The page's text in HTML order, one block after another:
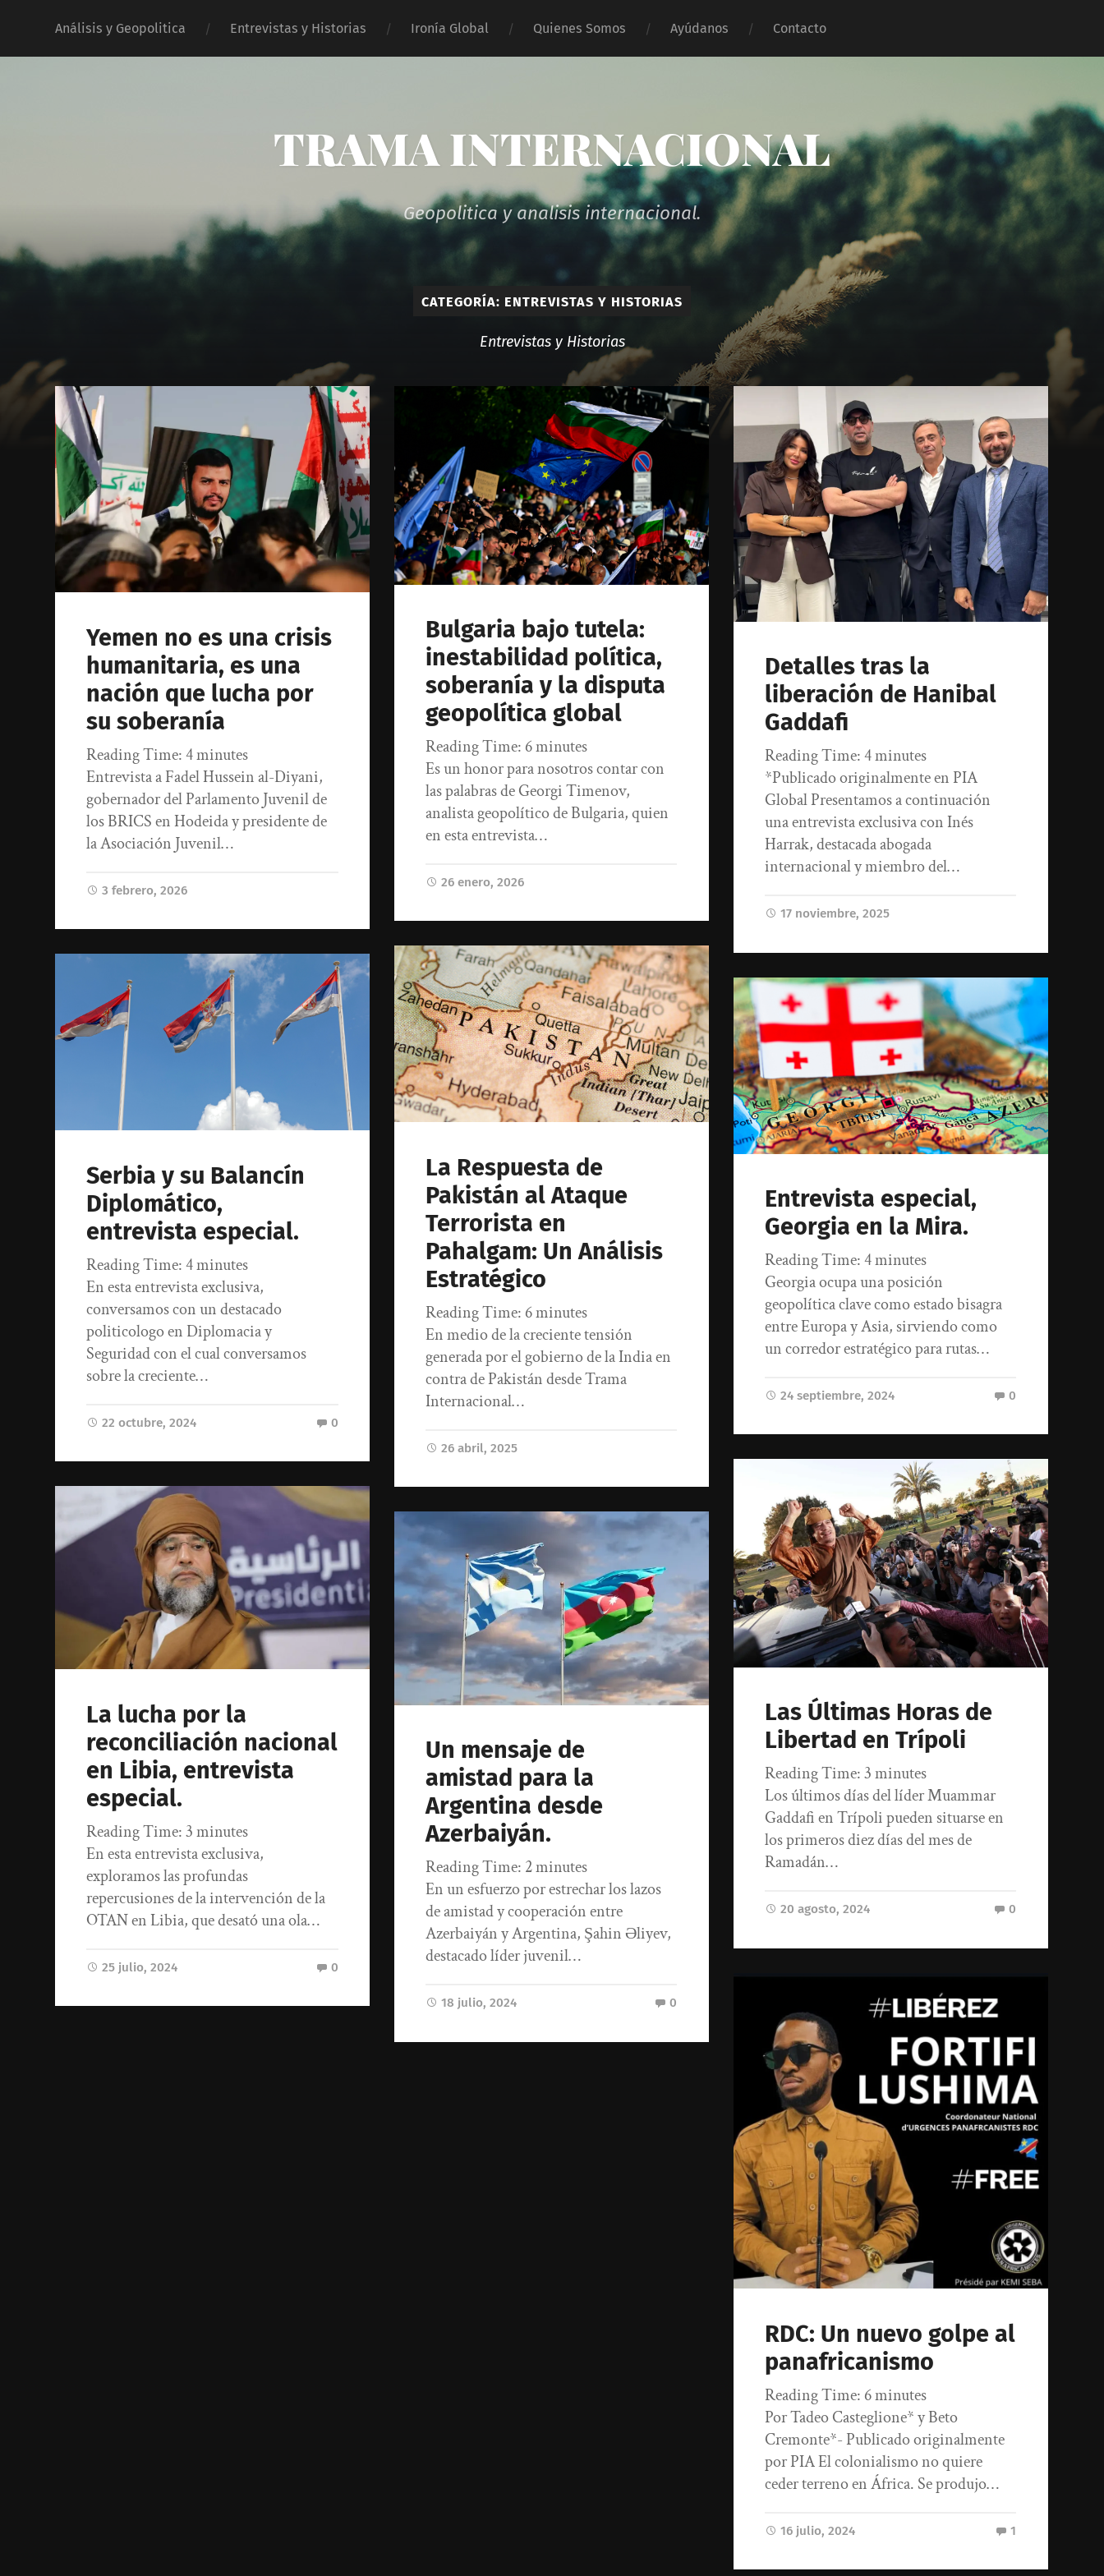
Análisis y Geopolitica Entrevistas y Historias Ironía Global Quienes Somos Ayúdanos Contacto
TRAMA INTERNACIONAL
Geopolitica y analisis internacional.
CATEGORÍA: ENTREVISTAS Y HISTORIAS
Entrevistas y Historias
Yemen no es una crisis
humanitaria, es una
nación que lucha por
su soberanía
Reading Time:4minutes
Entrevista a Fadel Hussein al-Diyani,
gobernador del Parlamento Juvenil de
los BRICS en Hodeida y presidente de
la Asociación Juvenil…
3 febrero, 2026
Bulgaria bajo tutela:
inestabilidad política,
soberanía y la disputa
geopolítica global
Reading Time: 6minutes
Es un honor para nosotros contar con
las palabras de Georgi Timenov,
analista geopolítico de Bulgaria, quien
en esta entrevista…
26 enero, 2026
Detalles tras la
liberación de Hanibal
Gaddafi
Reading Time:4minutes
*Publicado originalmente en PIA
Global Presentamos a continuación
una entrevista exclusiva con Inés
Harrak, destacada abogada
internacional y miembro del…
17 noviembre, 2025
La Respuesta de
Pakistán al Ataque
Terrorista en
Pahalgam: Un Análisis
Estratégico
Reading Time: 6minutes
En medio de la creciente tensión
generada por el gobierno de la India en
contra de Pakistán desde Trama
Internacional…
26 abril, 2025
Serbia y su Balancín
Diplomático,
entrevista especial.
Reading Time:4minutes
En esta entrevista exclusiva,
conversamos con un destacado
politicologo en Diplomacia y
Seguridad con el cual conversamos
sobre la creciente…
22 octubre, 2024 0
Entrevista especial,
Georgia en la Mira.
Reading Time:4minutes
Georgia ocupa una posición
geopolítica clave como estado bisagra
entre Europa y Asia, sirviendo como
un corredor estratégico para rutas…
24 septiembre, 2024 0
Las Últimas Horas de
Libertad en Trípoli
Reading Time:3minutes
Los últimos días del líder Muammar
Gaddafi en Trípoli pueden situarse en
los primeros diez días del mes de
Ramadán…
20 agosto, 2024 0
La lucha por la
reconciliación nacional
en Libia, entrevista
especial.
Reading Time:3 minutes
En esta entrevista exclusiva,
exploramos las profundas
repercusiones de la intervención de la
OTAN en Libia, que desató una ola…
25 julio, 2024 0
Un mensaje de
amistad para la
Argentina desde
Azerbaiyán.
Reading Time: 2minutes
En un esfuerzo por estrechar los lazos
de amistad y cooperación entre
Azerbaiyán y Argentina, Şahin Əliyev,
destacado líder juvenil…
18 julio, 2024 0
RDC: Un nuevo golpe al
panafricanismo
Reading Time: 6minutes
Por Tadeo Casteglione* y Beto
Cremonte*- Publicado originalmente
por PIA El colonialismo no quiere
ceder terreno en África. Se produjo…
16 julio, 2024 1